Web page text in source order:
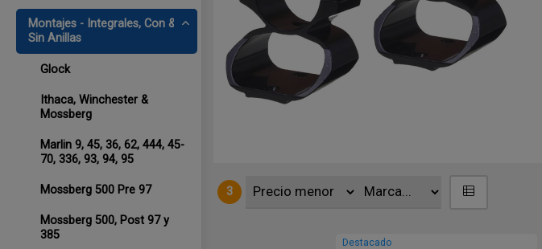
Montajes - Integrales, Con &
Sin Anillas
Glock
Ithaca, Winchester &
Mossberg
Marlin 9, 45, 36, 62, 444, 45-
70, 336, 93, 94, 95
Mossberg 500 Pre 97
Mossberg 500, Post 97 y
385
REMINGTON 7 Lightweight.
3
Destacado